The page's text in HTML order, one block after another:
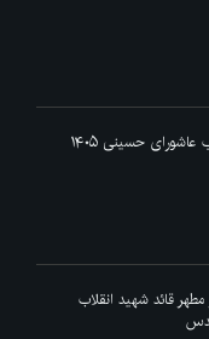
حسینی ۱۴۰۵
قائد شهید انقلاب